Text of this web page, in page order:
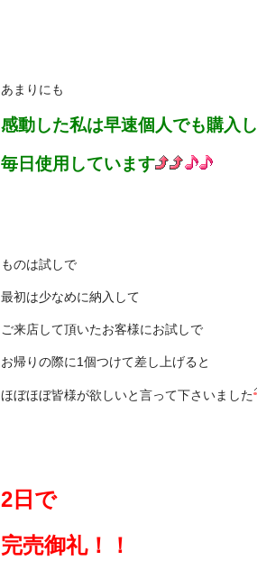
あまりにも
感動した私は早速個人でも購入し
毎日使用しています
ものは試しで
最初は少なめに納入して
ご来店して頂いたお客様にお試しで
お帰りの際に1個つけて差し上げると
ほぼほぼ皆様が欲しいと言って下さいました
2日で
完売御礼！！